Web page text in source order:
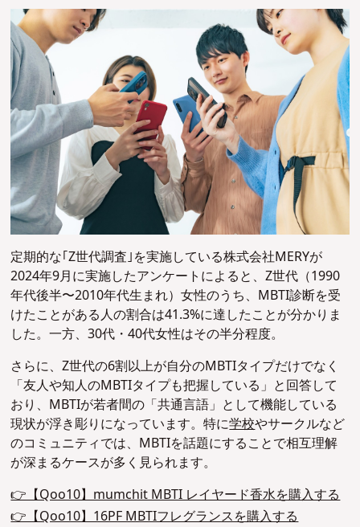
定期的な｢Z世代調査｣を実施している株式会社MERYが
2024年9月に実施したアンケートによると、Z世代（1990
年代後半〜2010年代生まれ）女性のうち、MBTI診断を受
けたことがある人の割合は41.3%に達したことが分かりま
した。一方、30代・40代女性はその半分程度。
さらに、Z世代の6割以上が自分のMBTIタイプだけでなく
「友人や知人のMBTIタイプも把握している」と回答して
おり、MBTIが若者間の「共通言語」として機能している
現状が浮き彫りになっています。特に学校やサークルなど
のコミュニティでは、MBTIを話題にすることで相互理解
が深まるケースが多く見られます。
👉【Qoo10】mumchit MBTI レイヤード香水を購入する
👉【Qoo10】16PF MBTIフレグランスを購入する